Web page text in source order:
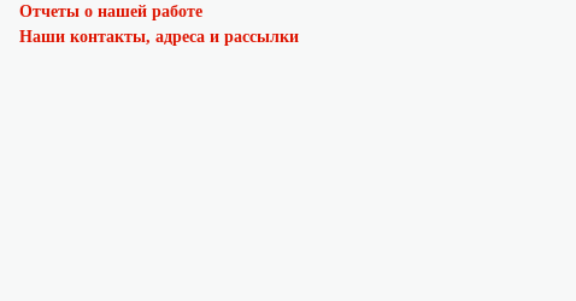
Отчеты о нашей работе
Наши контакты, адреса и рассылки